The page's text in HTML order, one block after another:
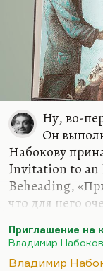
Ну, во-
Он
Набокову
Invitation to an
Beheading,
что для него
понимаете,
Например,
Приглашение на
Владимир Набоков
Владимир